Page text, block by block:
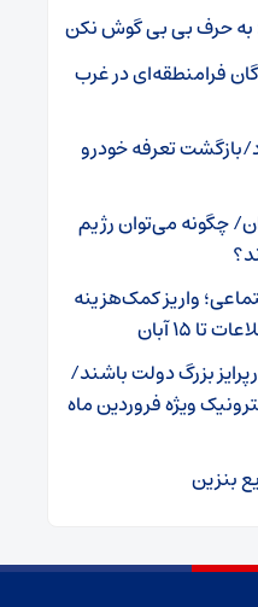
به حرف بی بی گوش نکن
فرامنطقه‌ای در غرب
بازگشت تعرفه خودرو
چگونه می‌توان رژیم
واریز کمک‌هزینه
۱۵ آبان
بزرگ دولت باشند/
ویژه فروردین ماه